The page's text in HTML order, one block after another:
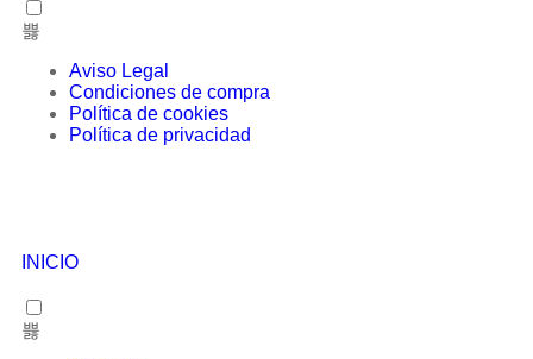
Aviso Legal
Condiciones de compra
Política de cookies
Política de privacidad
INICIO